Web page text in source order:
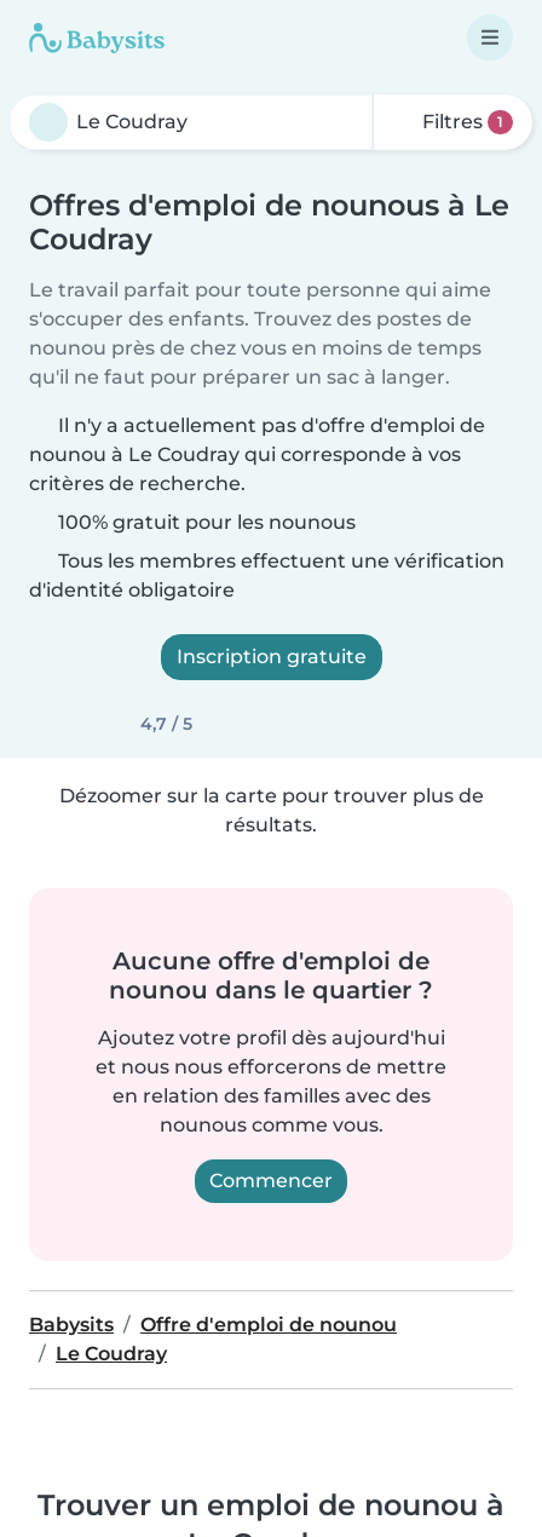
Filtres 1
Offres d'emploi de nounous à Le
Coudray
Le travail parfait pour toute personne qui aime
s'occuper des enfants. Trouvez des postes de
nounou près de chez vous en moins de temps
qu'il ne faut pour préparer un sac à langer.
Il n'y a actuellement pas d'offre d'emploi de
nounou à Le Coudray qui corresponde à vos
critères de recherche.
100% gratuit pour les nounous
Tous les membres effectuent une vérification
d'identité obligatoire
Inscription gratuite
4,7 / 5
Dézoomer sur la carte pour trouver plus de
résultats.
Aucune offre d'emploi de
nounou dans le quartier ?
Ajoutez votre profil dès aujourd'hui
et nous nous efforcerons de mettre
en relation des familles avec des
nounous comme vous.
Commencer
Babysits
Offre d'emploi de nounou
Le Coudray
Trouver un emploi de nounou à